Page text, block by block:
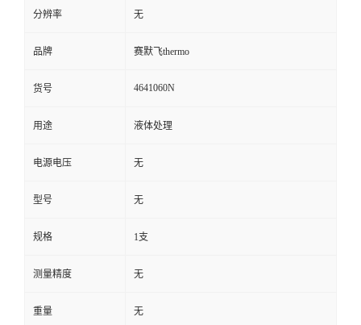
分辨率 无
品牌 赛默飞thermo
货号 4641060N
用途 液体处理
电源电压 无
型号 无
规格 1支
测量精度 无
重量 无